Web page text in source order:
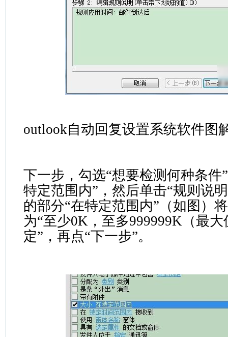
outlook自动回复设置系统软件图
下一步，勾选“想要检测何种条件
特定范围内”，然后单击“规则说
的部分“在特定范围内”（如图）
为“至少0K，至多999999K（最大
定”，再点“下一步”。